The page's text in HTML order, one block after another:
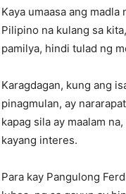
Kaya umaasa ang
Pilipino na kulang sa
pamilya, hindi tulad ng
Karagdagan, kung ang
pinagmulan, ay
kapag sila ay maalam
kayang interes.
Para kay Pangulong